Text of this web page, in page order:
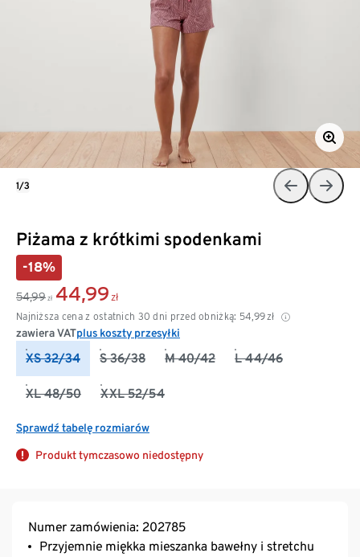
Piżama z krótkimi spodenkami
-18%
54,99 zł 44,99 zł
Najniższa cena z ostatnich 30 dni przed obniżką: 54,99zł
zawiera VATplus koszty przesyłki
XS 32/34 S 36/38 M 40/42 L 44/46
XL 48/50 XXL 52/54
Sprawdź tabelę rozmiarów
Produkt tymczasowo niedostępny
1/3
Numer zamówienia: 202785
Przyjemnie miękka mieszanka bawełny i stretchu